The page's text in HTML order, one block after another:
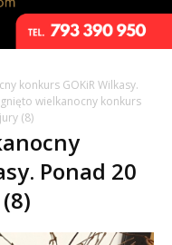
konkurs GOKiR Wilkasy.
wielkanocny konkurs
(8)
Ponad 20